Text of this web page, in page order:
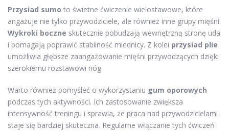
Przysiad sumo to świetne ćwiczenie wielostawowe, które
angażuje nie tylko przywodziciele, ale również inne grupy mięśni.
Wykroki boczne skutecznie pobudzają wewnętrzną stronę uda
i pomagają poprawić stabilność miednicy. Z kolei przysiad plie
umożliwia głębsze zaangażowanie mięśni przywodzących dzięki
szerokiemu rozstawowi nóg.
Warto również pomyśleć o wykorzystaniu gum oporowych
podczas tych aktywności. Ich zastosowanie zwiększa
intensywność treningu i sprawia, że praca nad przywodzicielami
staje się bardziej skuteczna. Regularne włączanie tych ćwiczeń